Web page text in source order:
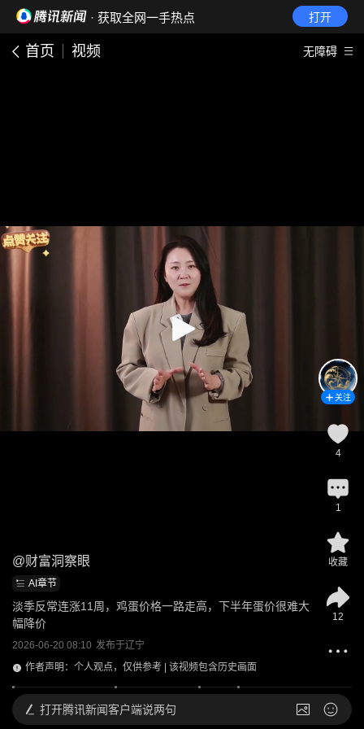
· 获取全网一手热点 打开
首页 视频 无障碍
@财富洞察眼
AI章节
淡季反常连涨11周，鸡蛋价格一路走高，下半年蛋价很难大
幅降价
2026-06-20 08:10 发布于辽宁
作者声明：个人观点，仅供参考 | 该视频包含历史画面
关注
4
1
收藏
12
打开腾讯新闻客户端说两句